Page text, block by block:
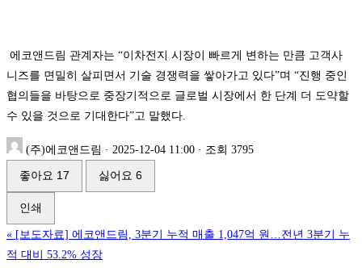
에코앤드림 관계자는 “이차전지 시장이 빠르게 변하는 만큼 고객사
니즈를 면밀히 살피면서 기술 경쟁력을 쌓아가고 있다”며 “진행 중인
협의들을 바탕으로 중장기적으로 글로벌 시장에서 한 단계 더 도약할
수 있을 것으로 기대한다”고 말했다.
(주)에코앤드림 · 2025-12-04 11:00 · 조회 3795
좋아요 17 싫어요 6
인쇄
« [보도자료] 에코앤드림, 3분기 누적 매출 1,047억 원…전년 3분기 누
적 대비 53.2% 성장